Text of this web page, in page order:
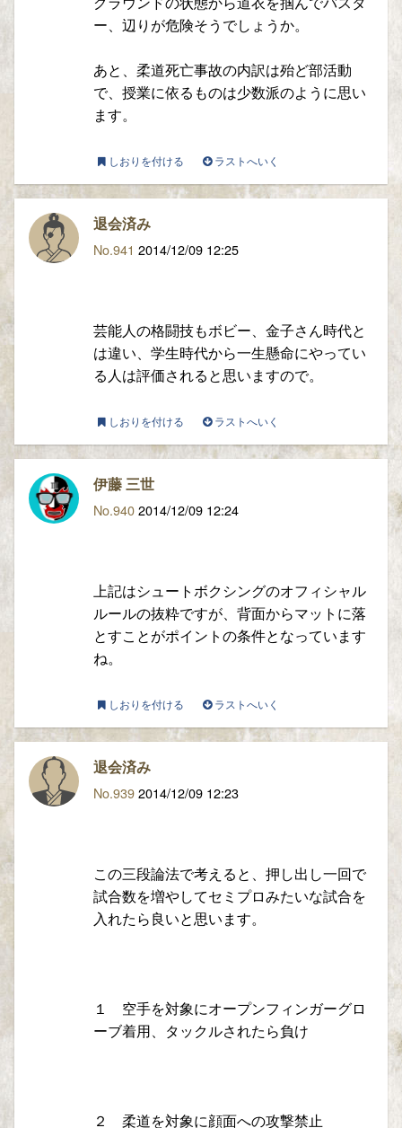
ー、辺りが危険そうでしょうか。
あと、柔道死亡事故の内訳は殆ど部活動
で、授業に依るものは少数派のように思い
ます。
しおりを付ける ラストへいく
退会済み
No.941 2014/12/09 12:25
芸能人の格闘技もボビー、金子さん時代と
は違い、学生時代から一生懸命にやってい
る人は評価されると思いますので。
しおりを付ける ラストへいく
伊藤 三世
No.9402014/12/09 12:24
上記はシュートボクシングのオフィシャル
ルールの抜粋ですが、背面からマットに落
とすことがポイントの条件となっています
ね。
しおりを付ける ラストへいく
退会済み
No.9392014/12/09 12:23
この三段論法で考えると、押し出し一回で
試合数を増やしてセミプロみたいな試合を
入れたら良いと思います。
１ 空手を対象にオープンフィンガーグロ
ーブ着用、タックルされたら負け
２ 柔道を対象に顔面への攻撃禁止